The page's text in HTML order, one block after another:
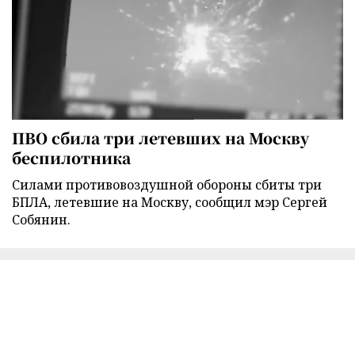
ПВО сбила три летевших на Москву
беспилотника
Силами противовоздушной обороны сбиты три
БПЛА, летевшие на Москву, сообщил мэр Сергей
Собянин.